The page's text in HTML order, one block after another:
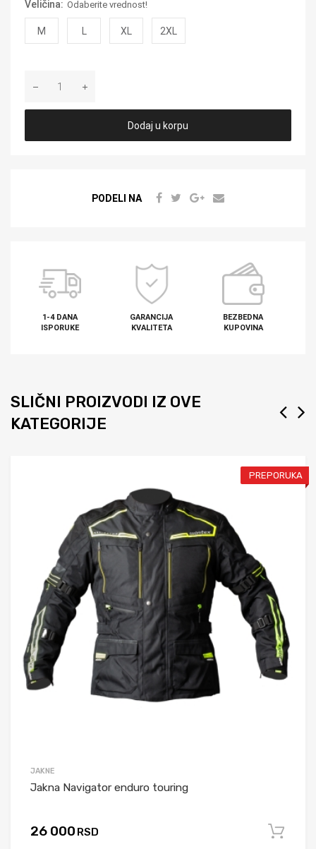
Veličina: Odaberite vrednost!
M L XL 2XL
Dodaj u korpu
PODELI NA
1-4 DANA
ISPORUKE
GARANCIJA
KVALITETA
BEZBEDNA
KUPOVINA
SLIČNI PROIZVODI IZ OVE
KATEGORIJE
PREPORUKA
JAKNE
Jakna Navigator enduro touring
26 000RSD